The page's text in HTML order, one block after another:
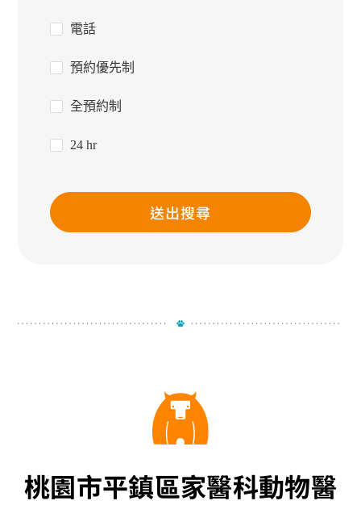
電話
預約優先制
全預約制
24 hr
送出搜尋
桃園市平鎮區家醫科動物醫